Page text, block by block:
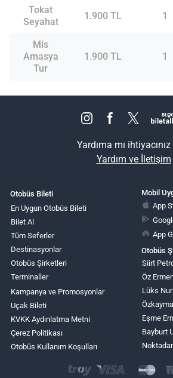
Tokat
Seyahat
1.900 TL 1
Mis
Amasya
Tur
1.900 TL 1
Yardıma mı
Yardım ve İletişim
Otobüs Bileti
En Uygun Otobüs Bileti
Bilet Al
Tüm Seferler
Destinasyonlar
Otobüs Şirketleri
Terminaller
Kampanya ve Promosyonlar
Uçak Bileti
KVKK Aydınlatma Metni
Çerez Politikası
Otobüs Kullanım Koşulları
Mobil
App
App
Otobüs
Siirt
Öz
Lüks
Eşme
Bayburt